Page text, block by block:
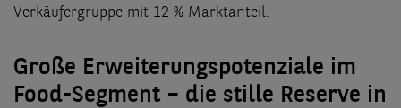
Verkäufergruppe mit 12 % Marktanteil.
Große Erweiterungspotenziale im
Food-Segment – die stille Reserve in